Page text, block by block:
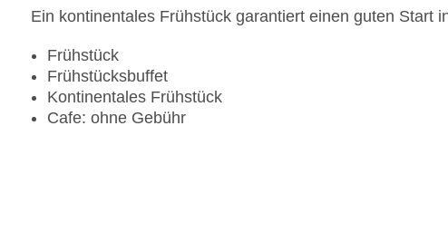
Ein kontinentales Frühstück garantiert einen guten Start
Frühstück
Frühstücksbuffet
Kontinentales Frühstück
Cafe: ohne Gebühr